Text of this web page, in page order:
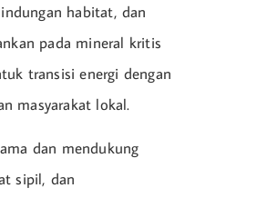
habitat, dan
pada mineral kritis
transisi energi dengan
masyarakat lokal.
dan mendukung
sipil, dan